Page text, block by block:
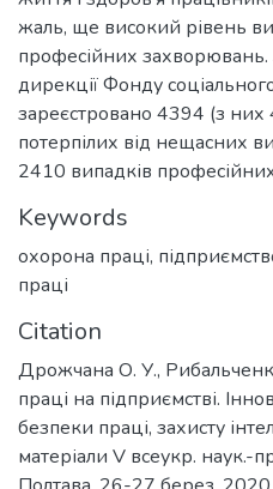
жаль, ще високий рівень
професійних
дирекції Фонду
зареєстровано 4394 (з них
потерпілих від нещасних
2410 випадків
Keywords
охорона праці,
праці
Citation
Дрожчана О. У.,
праці на підприємстві.
безпеки праці, захисту
матеріали V всеукр. наук.-